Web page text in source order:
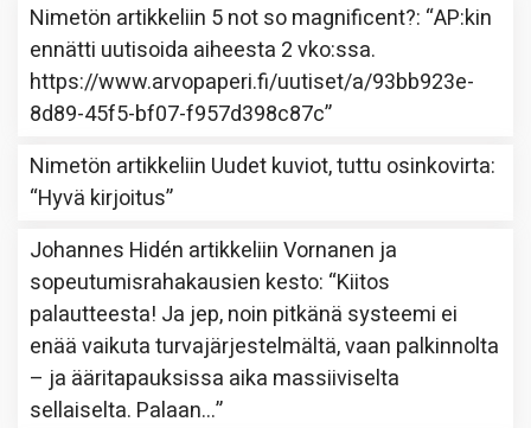
Nimetön artikkeliin 5 not so magnificent?: “AP:kin
ennätti uutisoida aiheesta 2 vko:ssa.
https://www.arvopaperi.fi/uutiset/a/93bb923e-
8d89-45f5-bf07-f957d398c87c”
Nimetön artikkeliin Uudet kuviot, tuttu osinkovirta:
“Hyvä kirjoitus”
Johannes Hidén artikkeliinVornanen ja
sopeutumisrahakausien kesto: “Kiitos
palautteesta! Ja jep, noin pitkänä systeemi ei
enää vaikuta turvajärjestelmältä, vaan palkinnolta
– ja ääritapauksissa aika massiiviselta
sellaiselta. Palaan…”